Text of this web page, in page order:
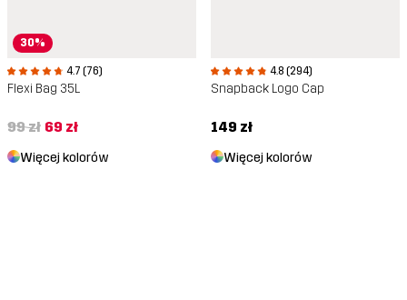
30%
4.7 (76)
Flexi Bag 35L
99 zł 69 zł
Więcej kolorów
4.8 (294)
Snapback Logo Cap
149 zł
Więcej kolorów